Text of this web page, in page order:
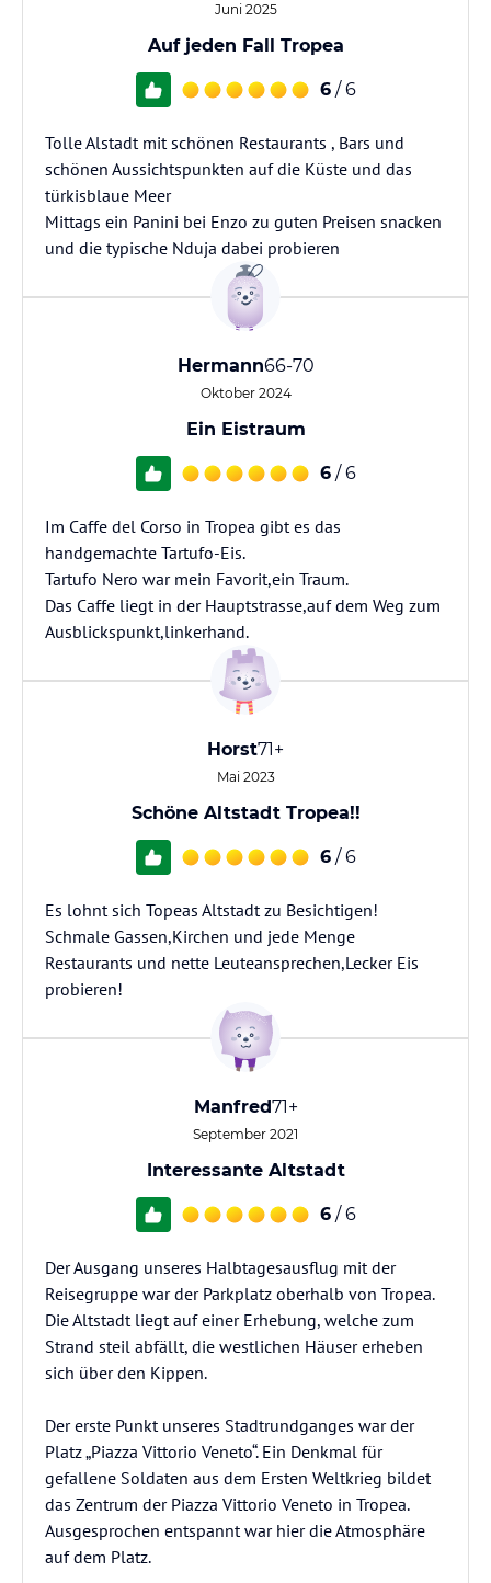
Juni 2025
Auf jeden Fall Tropea
6 / 6
Tolle Alstadt mit schönen Restaurants , Bars und
schönen Aussichtspunkten auf die Küste und das
türkisblaue Meer
Mittags ein Panini bei Enzo zu guten Preisen snacken
und die typische Nduja dabei probieren
Hermann66-70
Oktober 2024
Ein Eistraum
6 / 6
Im Caffe del Corso in Tropea gibt es das
handgemachte Tartufo-Eis.
Tartufo Nero war mein Favorit,ein Traum.
Das Caffe liegt in der Hauptstrasse,auf dem Weg zum
Ausblickspunkt,linkerhand.
Horst71+
Mai 2023
Schöne Altstadt Tropea!!
6 / 6
Es lohnt sich Topeas Altstadt zu Besichtigen!
Schmale Gassen,Kirchen und jede Menge
Restaurants und nette Leuteansprechen,Lecker Eis
probieren!
Manfred71+
September 2021
Interessante Altstadt
6 / 6
Der Ausgang unseres Halbtagesausflug mit der
Reisegruppe war der Parkplatz oberhalb von Tropea.
Die Altstadt liegt auf einer Erhebung, welche zum
Strand steil abfällt, die westlichen Häuser erheben
sich über den Kippen.
Der erste Punkt unseres Stadtrundganges war der
Platz „Piazza Vittorio Veneto“. Ein Denkmal für
gefallene Soldaten aus dem Ersten Weltkrieg bildet
das Zentrum der Piazza Vittorio Veneto in Tropea.
Ausgesprochen entspannt war hier die Atmosphäre
auf dem Platz.